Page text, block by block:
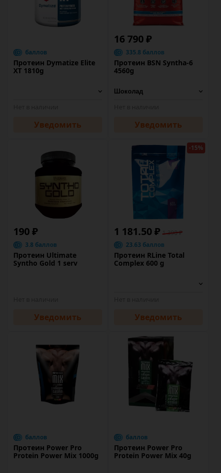
баллов
Протеин Dymatize Elite
XT 1810g
Уведомить
16 790 ₽
335.8 баллов
Протеин BSN Syntha-6
4560g
Уведомить
190 ₽
3.8 баллов
Протеин Ultimate
Syntho Gold 1 serv
Уведомить
-15%
1 181.50 ₽ 1 390 ₽
23.63 баллов
Протеин RLine Total
Complex 600 g
Уведомить
баллов
Протеин Power Pro
Protein Power Mix 1000g
баллов
Протеин Power Pro
Protein Power Mix 40g